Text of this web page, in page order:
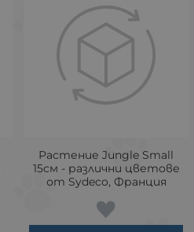
Растение Jungle Small
15см - различни цветове
от Sydeco, Франция